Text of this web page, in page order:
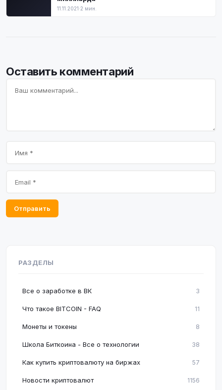
11.11.2021·2 мин.
Оставить комментарий
Отправить
РАЗДЕЛЫ
Все о заработке в ВК 3
Что такое BITCOIN - FAQ 11
Монеты и токены 8
Школа Биткоина - Все о технологии 38
Как купить криптовалюту на биржах 57
Новости криптовалют 1156